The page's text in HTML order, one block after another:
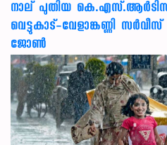
നാല് പുതിയ
വെട്ടുകാട്-വേളാങ്കണ്ണി സർവീസ്
ജോൺ